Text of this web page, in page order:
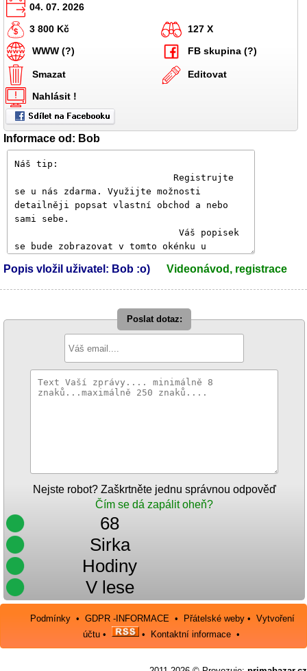
04. 07. 2026
3 800 Kč
127 X
WWW (?)
FB skupina (?)
Smazat
Editovat
Nahlásit !
Informace od: Bob
Popis vložil uživatel: Bob :o) Videonávod, registrace
Poslat dotaz:
Nejste robot? Zaškrtněte jednu správnou odpověď
Čím se dá zapálit oheň?
68
Sirka
Hodiny
V lese
Podmínky •GDPR -INFORMACE • Přátelské weby •Vytvoření
účtu• • Kontaktní informace•